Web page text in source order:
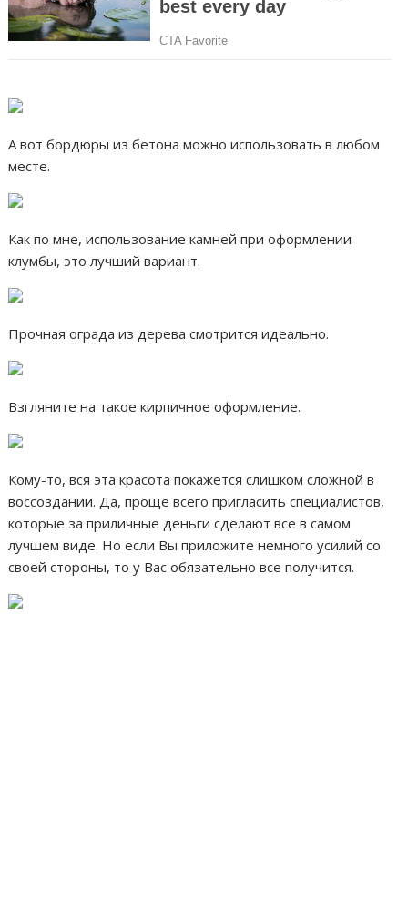
А вот бордюры из бетона можно использовать в любом
месте.
Как по мне, использование камней при оформлении
клумбы, это лучший вариант.
Прочная ограда из дерева смотрится идеально.
Взгляните на такое кирпичное оформление.
Кому-то, вся эта красота покажется слишком сложной в
воссоздании. Да, проще всего пригласить специалистов,
которые за приличные деньги сделают все в самом
лучшем виде. Но если Вы приложите немного усилий со
своей стороны, то у Вас обязательно все получится.